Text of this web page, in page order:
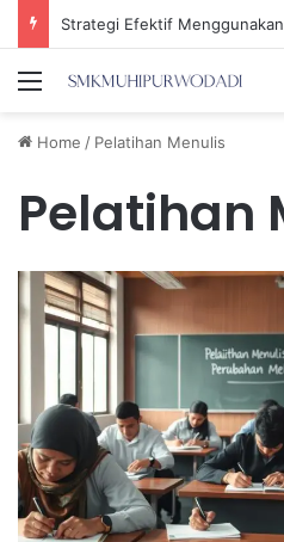
Menu
Home / Pelatihan Menulis
Pelatihan